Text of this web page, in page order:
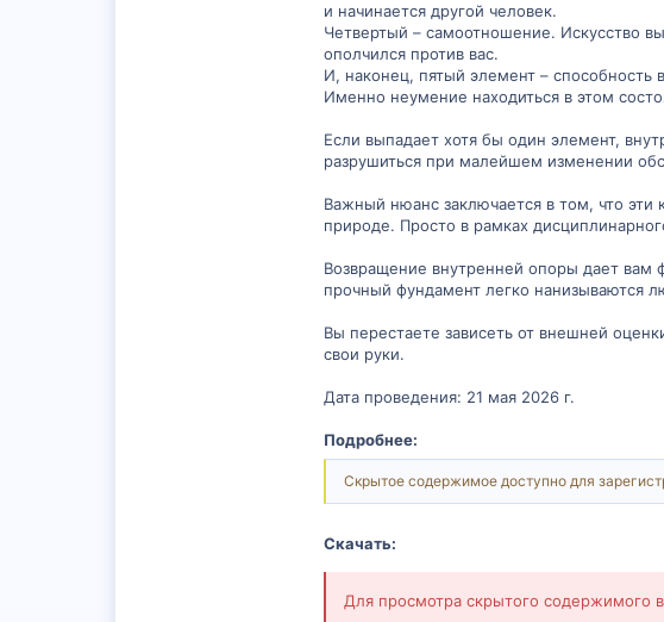
и начинается другой человек.
Четвертый – самоотношение. Искусство
ополчился против вас.
И, наконец, пятый элемент – способность
Именно неумение находиться в этом
Если выпадает хотя бы один элемент,
разрушиться при малейшем изменении
Важный нюанс заключается в том, что эти
природе. Просто в рамках
Возвращение внутренней опоры дает вам
прочный фундамент легко нанизываются
Вы перестаете зависеть от внешней
свои руки.
Дата проведения: 21 мая 2026 г.
Подробнее:
Скрытое содержимое доступно для
Скачать:
Для просмотра скрытого содержимого